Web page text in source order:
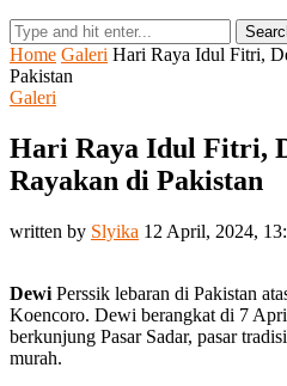
Home Galeri Hari Raya Idul Fitri,
Pakistan
Galeri
Hari Raya Idul Fitri,
Rayakan di Pakistan
written by Slyika 12 April, 2024,
Dewi Perssik lebaran di Pakistan
Koencoro. Dewi berangkat di 7
berkunjung Pasar Sadar, pasar
murah.